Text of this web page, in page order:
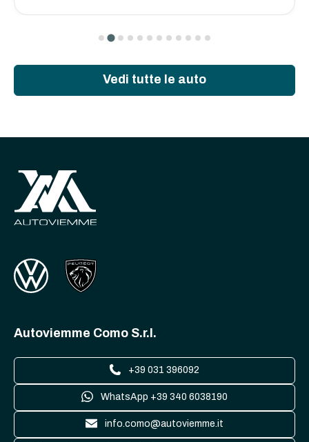
Vedi tutte le auto
Autoviemme Como S.r.l.
+39 031 396092
WhatsApp +39 340 6038190
info.como@autoviemme.it